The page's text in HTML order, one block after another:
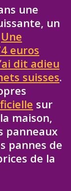
une
un
Une
euros
dit adieu
suisses.
sur
maison,
panneaux
pannes de
de la